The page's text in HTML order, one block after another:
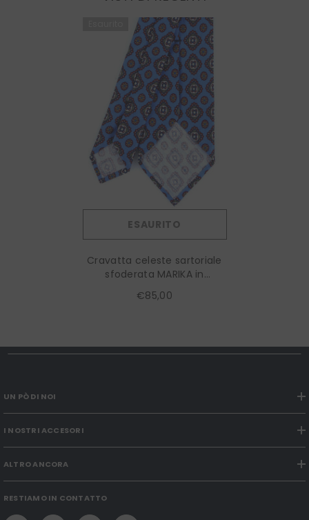
ESAURITO
Cravatta celeste sartoriale
sfoderata MARIKA in
lino/seta
€85,00
UN PÒ DI NOI
I NOSTRI ACCESORI
ALTRO ANCORA
RESTIAMO IN CONTATTO